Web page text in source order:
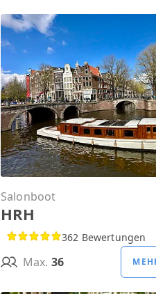
Salonboot
HRH
362 Bewertungen
Max. 36